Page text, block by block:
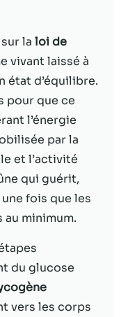
la loi de
vivant laissé à
état d’équilibre.
pour que ce
l’énergie
par la
et l’activité
qui guérit,
fois que les
minimum.
du glucose
vers les corps
Afin que nous
puissions
la
la structure
site Web,
fonction
la façon
le site
Web est
que notre
Web
bien que